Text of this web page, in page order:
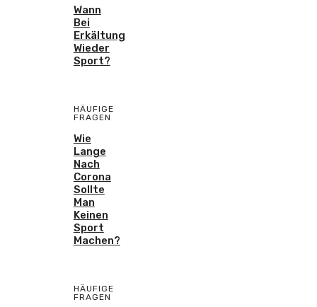
Wann
Bei
Erkältung
Wieder
Sport?
HÄUFIGE
FRAGEN
Wie
Lange
Nach
Corona
Sollte
Man
Keinen
Sport
Machen?
HÄUFIGE
FRAGEN